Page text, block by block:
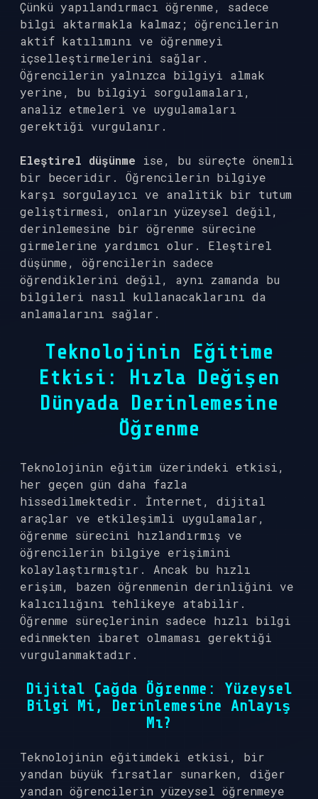
Çünkü yapılandırmacı öğrenme, sadece
bilgi aktarmakla kalmaz; öğrencilerin
aktif katılımını ve öğrenmeyi
içselleştirmelerini sağlar.
Öğrencilerin yalnızca bilgiyi almak
yerine, bu bilgiyi sorgulamaları,
analiz etmeleri ve uygulamaları
gerektiği vurgulanır.
Eleştirel düşünme ise, bu süreçte önemli
bir beceridir. Öğrencilerin bilgiye
karşı sorgulayıcı ve analitik bir tutum
geliştirmesi, onların yüzeysel değil,
derinlemesine bir öğrenme sürecine
girmelerine yardımcı olur. Eleştirel
düşünme, öğrencilerin sadece
öğrendiklerini değil, aynı zamanda bu
bilgileri nasıl kullanacaklarını da
anlamalarını sağlar.
Teknolojinin Eğitime
Etkisi: Hızla Değişen
Dünyada Derinlemesine
Öğrenme
Teknolojinin eğitim üzerindeki etkisi,
her geçen gün daha fazla
hissedilmektedir. İnternet, dijital
araçlar ve etkileşimli uygulamalar,
öğrenme sürecini hızlandırmış ve
öğrencilerin bilgiye erişimini
kolaylaştırmıştır. Ancak bu hızlı
erişim, bazen öğrenmenin derinliğini ve
kalıcılığını tehlikeye atabilir.
Öğrenme süreçlerinin sadece hızlı bilgi
edinmekten ibaret olmaması gerektiği
vurgulanmaktadır.
Dijital Çağda Öğrenme: Yüzeysel
Bilgi Mi, Derinlemesine Anlayış
Mı?
Teknolojinin eğitimdeki etkisi, bir
yandan büyük fırsatlar sunarken, diğer
yandan öğrencilerin yüzeysel öğrenmeye